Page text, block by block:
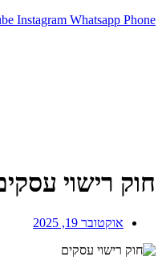
Instagram Whatsapp Phone
חוק רישוי
אוקטובר 19, 2025